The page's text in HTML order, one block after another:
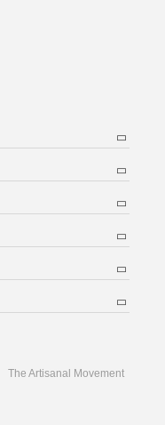
The Artisanal Movement